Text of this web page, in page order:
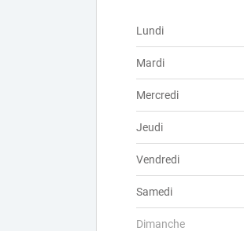
Lundi
Mardi
Mercredi
Jeudi
Vendredi
Samedi
Dimanche